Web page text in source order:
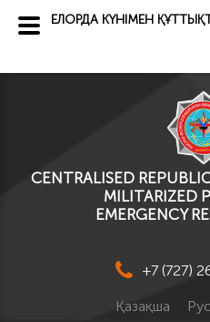
CENTRALISED
MILITARIZED
EMERGENCY
+7 (727)
Қазақша
ЕЛОРДА КҮНІМЕН